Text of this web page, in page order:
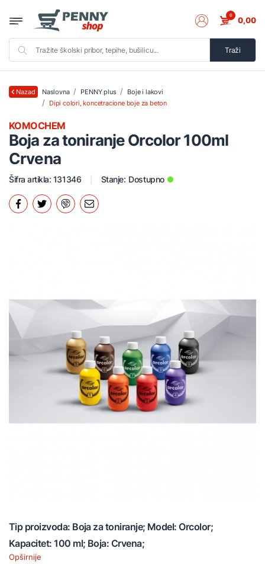
Traži
0 0,00
Nazad Naslovna PENNY plus
Boje i lakovi
Dipi colori, koncetracione boje za beton
Boja za toniranje Orcolor 100ml
Crvena
KOMOCHEM
Šifra artikla: 131346 Stanje: Dostupno
Tip proizvoda: Boja za toniranje; Model: Orcolor;
Kapacitet: 100 ml; Boja: Crvena;
Opširnije